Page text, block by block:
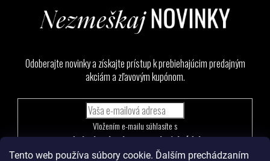
Tento web používa súbory cookie. Ďalším prechádzaním
Odoberajte novinky a získajte prístup k prebiehajúcim predajným
akciám a zľavovým kupónom.
podmienkami ochrany osobných údajov